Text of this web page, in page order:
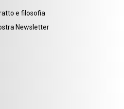
e filosofia
Newsletter